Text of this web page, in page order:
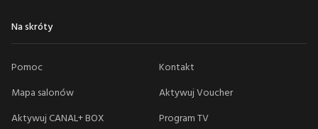
Na skróty
Pomoc
Kontakt
Mapa salonów
Aktywuj Voucher
Aktywuj CANAL+ BOX
Program TV